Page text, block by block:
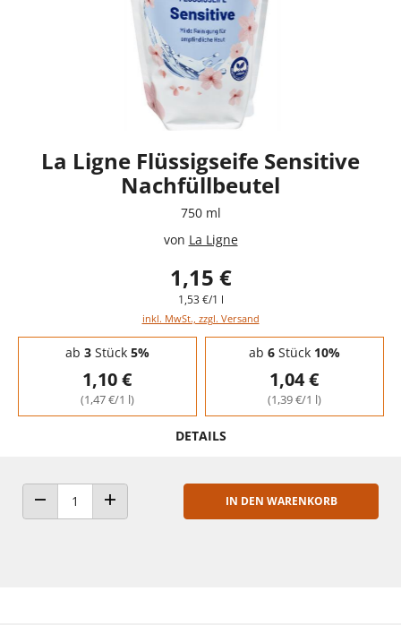
La Ligne Flüssigseife Sensitive
Nachfüllbeutel
750 ml
von La Ligne
1,15 €
1,53 €/1 l
inkl. MwSt., zzgl. Versand
Staffelpreise - Mengenrabatt
ab 3Stück 5%
1,10 €
(1,47 €/1 l)
ab 6Stück 10%
1,04 €
(1,39 €/1 l)
DETAILS
ANZAHL VERRINGERNANZAHL ERHÖHEN
IN DEN WARENKORB